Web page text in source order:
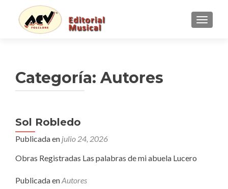
Categoría: Autores
Sol Robledo
Publicada en julio 24, 2026
Obras Registradas Las palabras de mi abuela Lucero
Publicada enAutores
Navegación
de
entradas